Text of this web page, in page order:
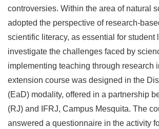
controversies. Within the area of ​​natural
adopted the perspective of research-
scientific literacy, as essential for student
investigate the challenges faced by
implementing teaching through research
extension course was designed in the
(EaD) modality, offered in a partnership
(RJ) and IFRJ, Campus Mesquita. The
answered a questionnaire in the activity